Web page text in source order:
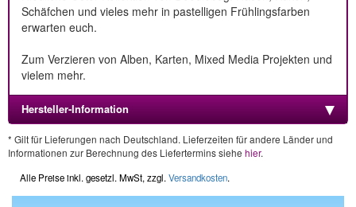
Schäfchen und vieles mehr in pastelligen Frühlingsfarben
erwarten euch.
Zum Verzieren von Alben, Karten, Mixed Media Projekten und
vielem mehr.
Hersteller-Information
* Gilt für Lieferungen nach Deutschland. Lieferzeiten für andere Länder und
Informationen zur Berechnung des Liefertermins siehe hier.
Alle Preise inkl. gesetzl. MwSt, zzgl. Versandkosten.